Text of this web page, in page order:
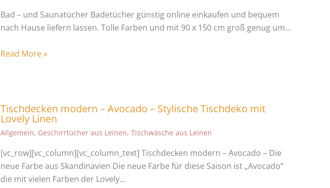
Bad – und Saunatücher Badetücher günstig online einkaufen und bequem
nach Hause liefern lassen. Tolle Farben und mit 90 x 150 cm groß genug um…
Read More »
Tischdecken modern – Avocado – Stylische Tischdeko mit
Lovely Linen
Allgemein, Geschirrtücher aus Leinen, Tischwäsche aus Leinen
[vc_row][vc_column][vc_column_text] Tischdecken modern – Avocado – Die
neue Farbe aus Skandinavien Die neue Farbe für diese Saison ist „Avocado“
die mit vielen Farben der Lovely…